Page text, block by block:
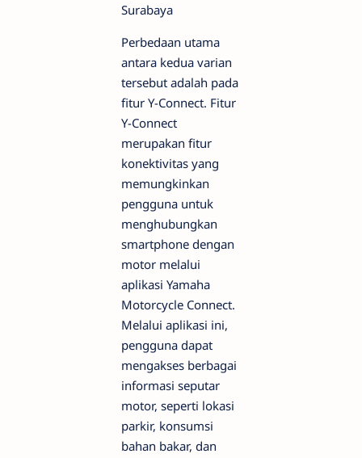
Surabaya
Perbedaan utama
antara kedua varian
tersebut adalah pada
fitur Y-Connect. Fitur
Y-Connect
merupakan fitur
konektivitas yang
memungkinkan
pengguna untuk
menghubungkan
smartphone dengan
motor melalui
aplikasi Yamaha
Motorcycle Connect.
Melalui aplikasi ini,
pengguna dapat
mengakses berbagai
informasi seputar
motor, seperti lokasi
parkir, konsumsi
bahan bakar, dan